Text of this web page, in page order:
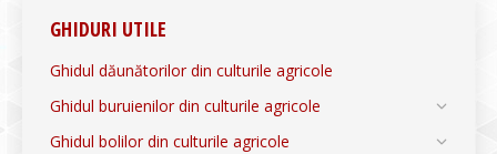
GHIDURI UTILE
Ghidul dăunătorilor din culturile agricole
Ghidul buruienilor din culturile agricole
Ghidul bolilor din culturile agricole